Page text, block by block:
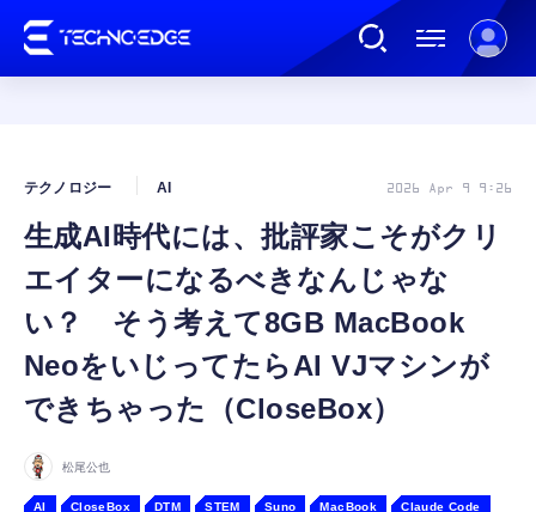
AI
ガジェット
ゲーム
生成AI時代には、批評家こそがクリ
エイターになるべきなんじゃな
い？ そう考えて8GB MacBook
NeoをいじってたらAI VJマシンが
できちゃった（CloseBox）
テクノロジー AI 2026 Apr 9 9:26
松尾公也
AI CloseBox DTM STEM Suno MacBook Claude Code